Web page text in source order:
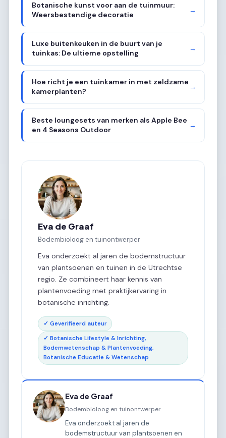
Botanische kunst voor aan de tuinmuur:
Weersbestendige decoratie
→
Luxe buitenkeuken in de buurt van je
tuinkas: De ultieme opstelling
→
Hoe richt je een tuinkamer in met zeldzame
kamerplanten?
→
Beste loungesets van merken als Apple Bee
en 4 Seasons Outdoor
→
Eva de Graaf
Bodembioloog en tuinontwerper
Eva onderzoekt al jaren de bodemstructuur
van plantsoenen en tuinen in de Utrechtse
regio. Ze combineert haar kennis van
plantenvoeding met praktijkervaring in
botanische inrichting.
✓ Geverifieerd auteur
✓ Botanische Lifestyle & Inrichting,
Bodemwetenschap & Plantenvoeding,
Botanische Educatie & Wetenschap
Eva de Graaf
Bodembioloog en tuinontwerper
Eva onderzoekt al jaren de
bodemstructuur van plantsoenen en